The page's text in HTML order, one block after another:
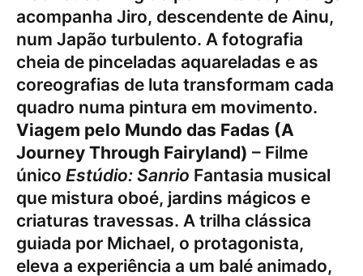
acompanha Jiro, descendente de Ainu,
num Japão turbulento. A fotografia
cheia de pinceladas aquareladas e as
coreografias de luta transformam cada
quadro numa pintura em movimento.
Viagem pelo Mundo das Fadas (A
Journey Through Fairyland) – Filme
único Estúdio: Sanrio Fantasia musical
que mistura oboé, jardins mágicos e
criaturas travessas. A trilha clássica
guiada por Michael, o protagonista,
eleva a experiência a um balé animado,